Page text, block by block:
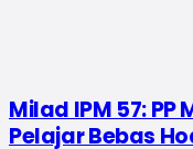
Milad IPM 57:
Pelajar Bebas